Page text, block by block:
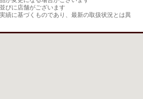
びに店舗がございます
績に基づくものであり、最新の取扱状況とは異